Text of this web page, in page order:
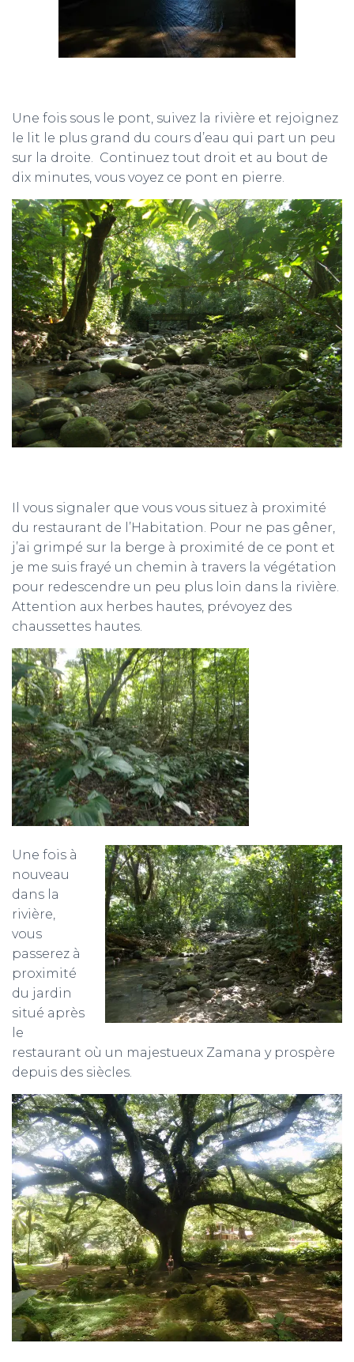
Une fois sous le pont, suivez la rivière et rejoignez
le lit le plus grand du cours d’eau qui part un peu
sur la droite. Continuez tout droit et au bout de
dix minutes, vous voyez ce pont en pierre.
Il vous signaler que vous vous situez à proximité
du restaurant de l’Habitation. Pour ne pas gêner,
j’ai grimpé sur la berge à proximité de ce pont et
je me suis frayé un chemin à travers la végétation
pour redescendre un peu plus loin dans la rivière.
Attention aux herbes hautes, prévoyez des
chaussettes hautes.
Une fois à
nouveau
dans la
rivière,
vous
passerez à
proximité
du jardin
situé après
le
restaurant où un majestueux Zamana y prospère
depuis des siècles.